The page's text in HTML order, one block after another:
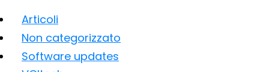
Articoli
Non categorizzato
Software updates